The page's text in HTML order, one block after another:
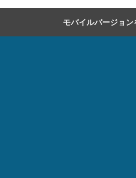
モバイルバージョン